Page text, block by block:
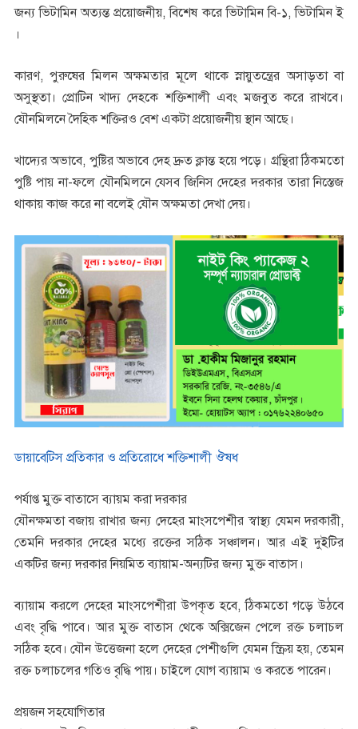
জন্য ভিটামিন অত্যন্ত প্রয়োজনীয়, বিশেষ করে ভিটামিন বি-১, ভিটামিন ই
।
কারণ, পুরুষের মিলন অক্ষমতার মূলে থাকে স্নায়ুতন্ত্রের অসাড়তা বা
অসুস্থতা। প্রোটিন খাদ্য দেহকে শক্তিশালী এবং মজবুত করে রাখবে।
যৌনমিলনে দৈহিক শক্তিরও বেশ একটা প্রয়োজনীয় স্থান আছে।
খাদ্যের অভাবে, পুষ্টির অভাবে দেহ দ্রুত ক্লান্ত হয়ে পড়ে। গ্রন্থিরা ঠিকমতো
পুষ্টি পায় না-ফলে যৌনমিলনে যেসব জিনিস দেহের দরকার তারা নিস্তেজ
থাকায় কাজ করে না বলেই যৌন অক্ষমতা দেখা দেয়।
ডায়াবেটিস প্রতিকার ও প্রতিরোধে শক্তিশালী ঔষধ
পর্যাপ্ত মুক্ত বাতাসে ব্যায়ম করা দরকার
যৌনক্ষমতা বজায় রাখার জন্য দেহের মাংসপেশীর স্বাস্থ্য যেমন দরকারী,
তেমনি দরকার দেহের মধ্যে রক্তের সঠিক সঞ্চালন। আর এই দুইটির
একটির জন্য দরকার নিয়মিত ব্যায়াম-অন্যটির জন্য মুক্ত বাতাস।
ব্যায়াম করলে দেহের মাংসপেশীরা উপকৃত হবে, ঠিকমতো গড়ে উঠবে
এবং বৃদ্ধি পাবে। আর মুক্ত বাতাস থেকে অক্সিজেন পেলে রক্ত চলাচল
সঠিক হবে। যৌন উত্তেজনা হলে দেহের পেশীগুলি যেমন স্ক্রিয় হয়, তেমন
রক্ত চলাচলের গতিও বৃদ্ধি পায়। চাইলে যোগ ব্যায়াম ও করতে পারেন।
প্রয়জন সহযোগিতার